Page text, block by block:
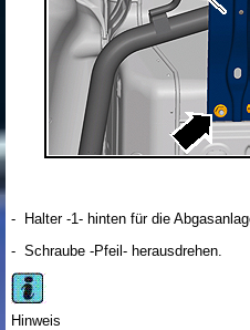
- Halter -1- hinten für die
- Schraube -Pfeil- herausdrehen.
Hinweis